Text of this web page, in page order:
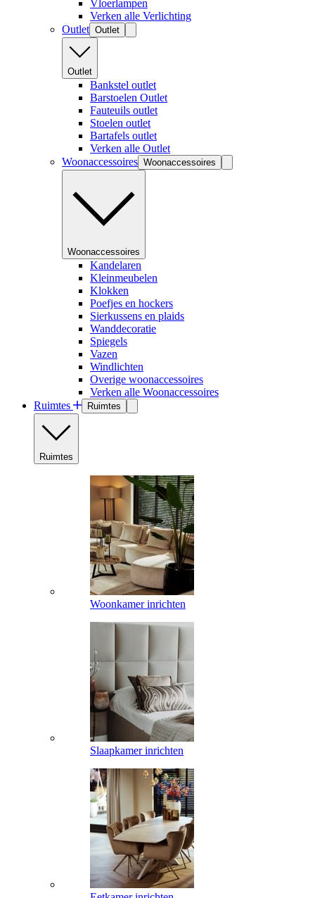
Vloerlampen
Verken alle Verlichting
Outlet Outlet
Outlet
Bankstel outlet
Barstoelen Outlet
Fauteuils outlet
Stoelen outlet
Bartafels outlet
Verken alle Outlet
Woonaccessoires Woonaccessoires
Woonaccessoires
Kandelaren
Kleinmeubelen
Klokken
Poefjes en hockers
Sierkussens en plaids
Wanddecoratie
Spiegels
Vazen
Windlichten
Overige woonaccessoires
Verken alle Woonaccessoires
Ruimtes
Ruimtes
Ruimtes
Woonkamer inrichten
Slaapkamer inrichten